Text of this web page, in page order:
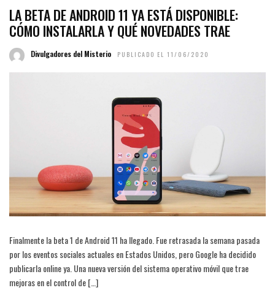
LA BETA DE ANDROID 11 YA ESTÁ DISPONIBLE:
CÓMO INSTALARLA Y QUÉ NOVEDADES TRAE
Divulgadores del Misterio PUBLICADO EL 11/06/2020
Finalmente la beta 1 de Android 11 ha llegado. Fue retrasada la semana pasada
por los eventos sociales actuales en Estados Unidos, pero Google ha decidido
publicarla online ya. Una nueva versión del sistema operativo móvil que trae
mejoras en el control de […]